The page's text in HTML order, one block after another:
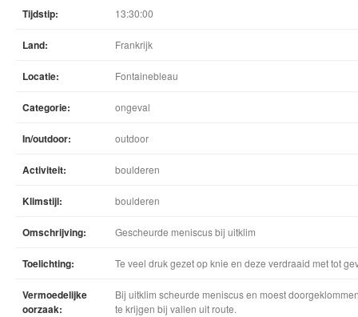
Tijdstip: 13:30:00
Land: Frankrijk
Locatie: Fontainebleau
Categorie: ongeval
In/outdoor: outdoor
Activiteit: boulderen
Klimstijl: boulderen
Omschrijving: Gescheurde meniscus bij uitklim
Toelichting: Te veel druk gezet op knie en deze verdraaid met tot
Vermoedelijke
oorzaak:
Bij uitklim scheurde meniscus en moest
te krijgen bij vallen uit route.